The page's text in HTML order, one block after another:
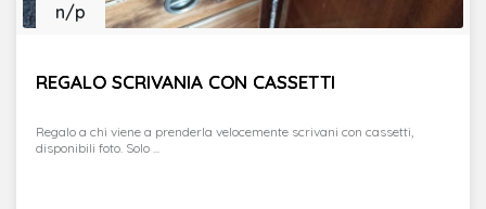
REGALO SCRIVANIA CON CASSETTI
n/p
Regalo a chi viene a prenderla velocemente scrivani con cassetti,
disponibili foto. Solo ...